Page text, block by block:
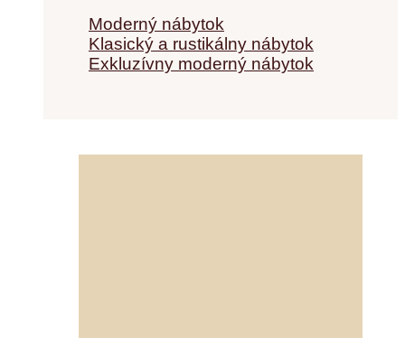
Moderný nábytok
Klasický a rustikálny nábytok
Exkluzívny moderný nábytok